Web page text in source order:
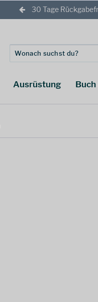
30 Tage
Ausrüstung